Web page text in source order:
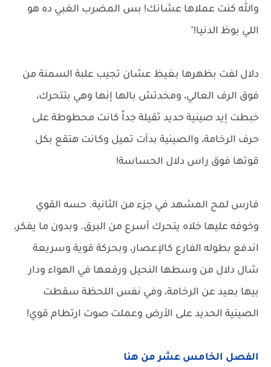
والله كنت عملاها عشانك! بس المضرب الغبي ده هو
اللي بوظ الدنيا!"
دلال لفت بظهرها بغيظ عشان تجيب علبة السمنة من
فوق الرف العالي، ومخدتش بالها إنها وهي بتتحرك،
خبطت إيد صينية حديد ثقيلة جداً كانت محطوطة على
حرف الرخامة، والصينية بدأت تميل وكانت هتقع بكل
قوتها فوق راس دلال الحساسة!
فارس لمح المشهد في جزء من الثانية. حسه القوي
وخوفه عليها خلاه يتحرك أسرع من البرق. وبدون ما يفكر،
اندفع بطوله الفارع كالإعصار، وبحركة قوية وسريعة
شال دلال من وسطها النحيل ورفعها في الهواء ودار
بيها بعيد عن الرخامة، وفي نفس اللحظة سقطت
الصينية الحديد على الأرض وعملت صوت ارتطام قوي!
الفصل الخامس عشر من هنا